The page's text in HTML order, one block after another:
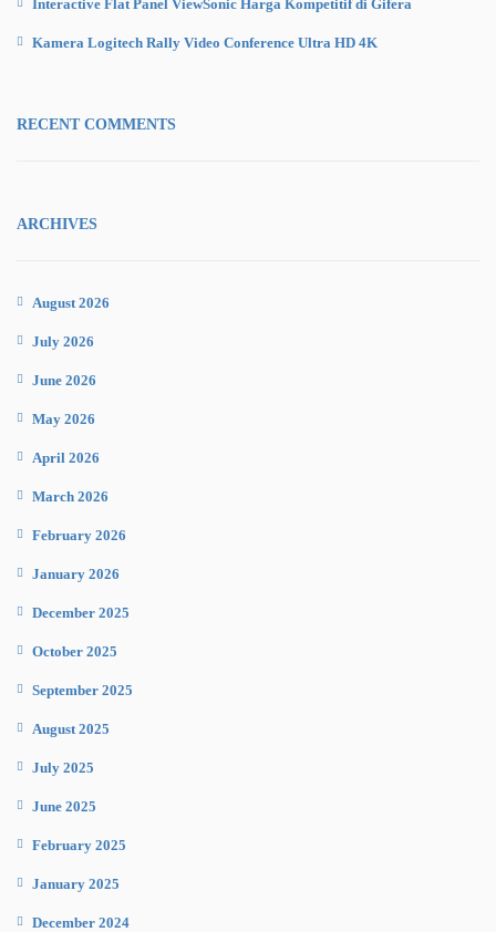
Interactive Flat Panel ViewSonic Harga Kompetitif di Gifera
Kamera Logitech Rally Video Conference Ultra HD 4K
RECENT COMMENTS
ARCHIVES
August 2026
July 2026
June 2026
May 2026
April 2026
March 2026
February 2026
January 2026
December 2025
October 2025
September 2025
August 2025
July 2025
June 2025
February 2025
January 2025
December 2024